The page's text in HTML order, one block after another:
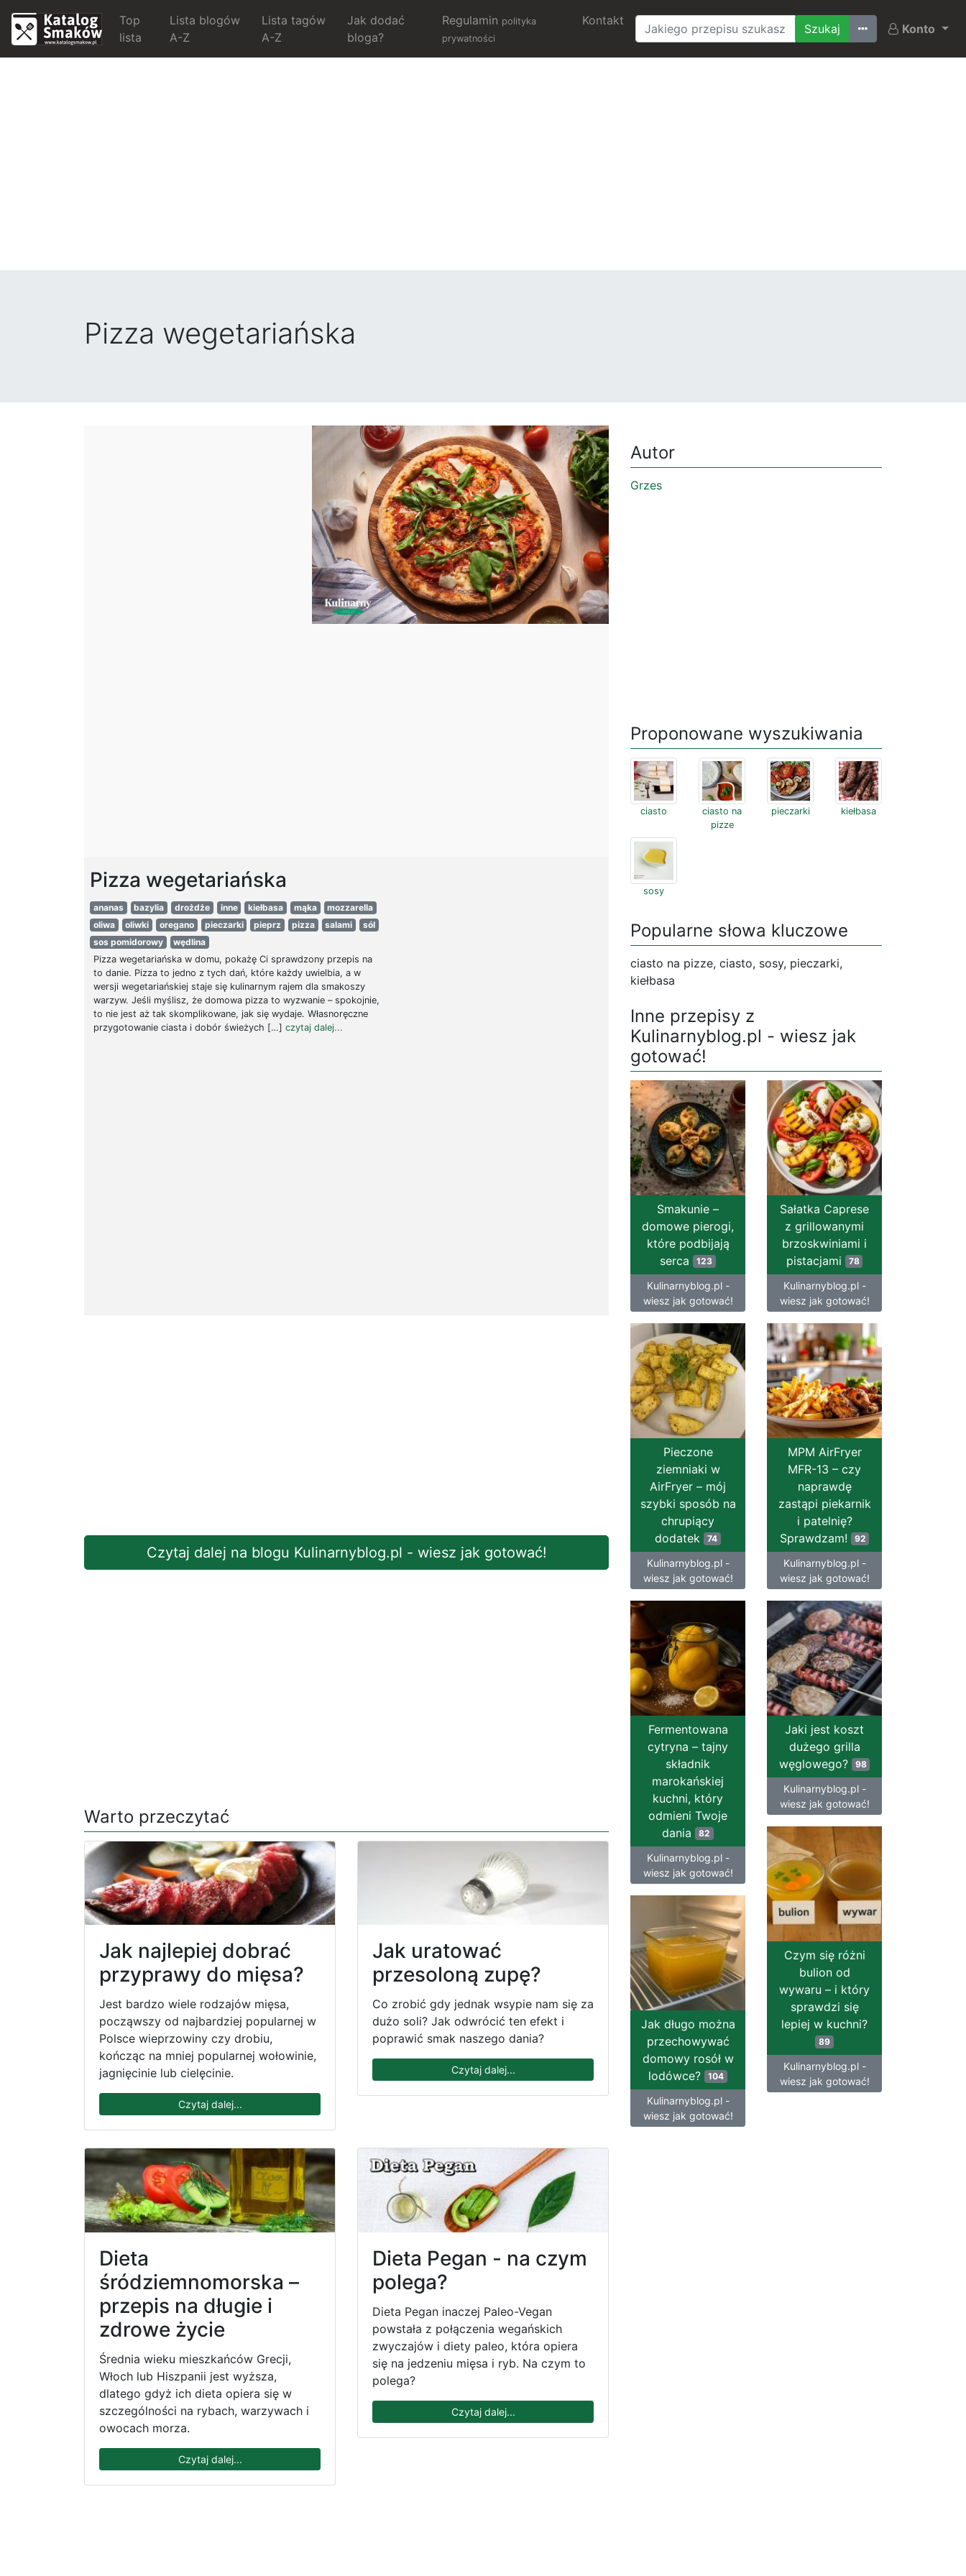
Top
lista
Lista blogów
A-Z
Lista tagów
A-Z
Jak dodać
bloga?
Regulamin polityka
prywatności
Kontakt
Ostatnio szukane
Konto
Pizza wegetariańska
Pizza wegetariańska
ananas bazylia drożdże inne kiełbasa mąka
mozzarella
oliwa
oliwki oregano pieczarki pieprz pizza salami
sól
sos pomidorowy
wędlina
Pizza wegetariańska w domu, pokażę Ci sprawdzony przepis na
to danie. Pizza to jedno z tych dań, które każdy uwielbia, a w
wersji wegetariańskiej staje się kulinarnym rajem dla smakoszy
warzyw. Jeśli myślisz, że domowa pizza to wyzwanie – spokojnie,
to nie jest aż tak skomplikowane, jak się wydaje. Własnoręczne
przygotowanie ciasta i dobór świeżych […] czytaj dalej...
Czytaj dalej na blogu Kulinarnyblog.pl - wiesz jak gotować!
Warto przeczytać
Jak najlepiej dobrać
przyprawy do mięsa?
Jest bardzo wiele rodzajów mięsa,
począwszy od najbardziej popularnej w
Polsce wieprzowiny czy drobiu,
kończąc na mniej popularnej wołowinie,
jagnięcinie lub cielęcinie.
Czytaj dalej...
Jak uratować
przesoloną zupę?
Co zrobić gdy jednak wsypie nam się za
dużo soli? Jak odwrócić ten efekt i
poprawić smak naszego dania?
Czytaj dalej...
Dieta
śródziemnomorska –
przepis na długie i
zdrowe życie
Średnia wieku mieszkańców Grecji,
Włoch lub Hiszpanii jest wyższa,
dlatego gdyż ich dieta opiera się w
szczególności na rybach, warzywach i
owocach morza.
Czytaj dalej...
Dieta Pegan - na czym
polega?
Dieta Pegan inaczej Paleo-Vegan
powstała z połączenia wegańskich
zwyczajów i diety paleo, która opiera
się na jedzeniu mięsa i ryb. Na czym to
polega?
Czytaj dalej...
Autor
Grzes
Proponowane wyszukiwania
ciasto
ciasto na
pizze
pieczarki kiełbasa
sosy
Popularne słowa kluczowe
ciasto na pizze, ciasto, sosy, pieczarki,
kiełbasa
Inne przepisy z
Kulinarnyblog.pl - wiesz jak
gotować!
Smakunie –
domowe pierogi,
które podbijają
serca 123
Kulinarnyblog.pl -
wiesz jak gotować!
Sałatka Caprese
z grillowanymi
brzoskwiniami i
pistacjami
78
Kulinarnyblog.pl -
wiesz jak gotować!
Pieczone
ziemniaki w
AirFryer – mój
szybki sposób na
chrupiący
dodatek 74
Kulinarnyblog.pl -
wiesz jak gotować!
MPM AirFryer
MFR-13 – czy
naprawdę
zastąpi piekarnik
i patelnię?
Sprawdzam!
92
Kulinarnyblog.pl -
wiesz jak gotować!
Fermentowana
cytryna – tajny
składnik
marokańskiej
kuchni, który
odmieni Twoje
dania 82
Kulinarnyblog.pl -
wiesz jak gotować!
Jaki jest koszt
dużego grilla
węglowego?
98
Kulinarnyblog.pl -
wiesz jak gotować!
Czym się różni
bulion od
wywaru – i który
sprawdzi się
lepiej w kuchni?
89
Kulinarnyblog.pl -
wiesz jak gotować!
Jak długo można
przechowywać
domowy rosół w
lodówce? 104
Kulinarnyblog.pl -
wiesz jak gotować!